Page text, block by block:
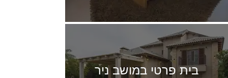
בית פרטי במושב ניר